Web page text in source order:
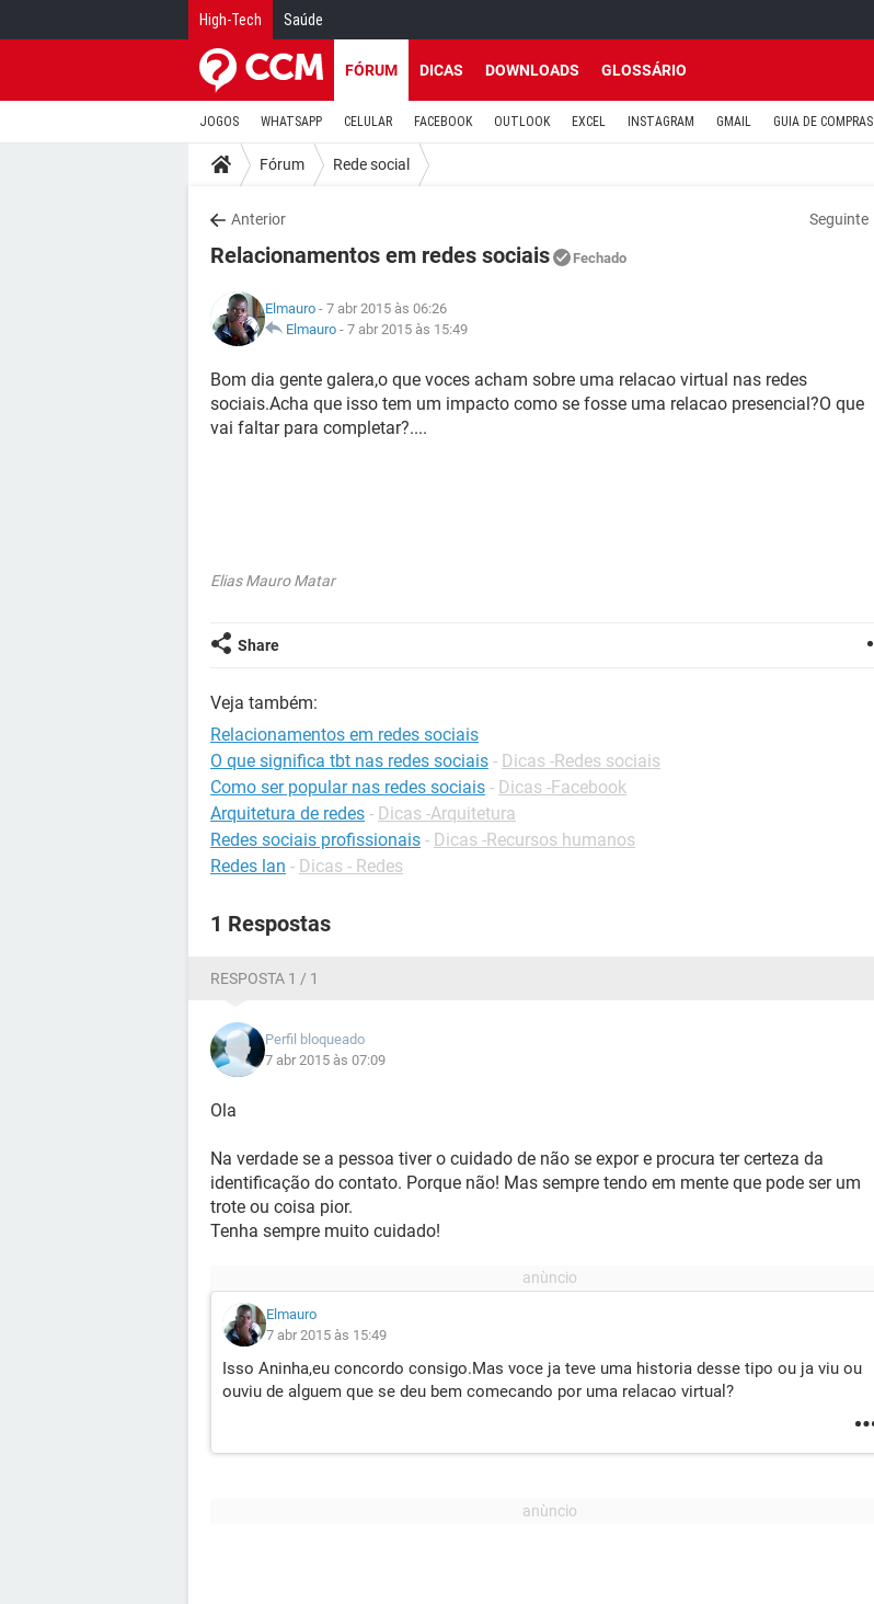
High-Tech Saúde
FÓRUM DICAS DOWNLOADS GLOSSÁRIO
JOGOS WHATSAPP CELULAR FACEBOOK OUTLOOK EXCEL INSTAGRAM GMAIL GUIA DE COMPRAS
Fórum Rede social
Anterior Seguinte
Relacionamentos em redes sociais Fechado
Elmauro - 7 abr 2015 às 06:26
Elmauro - 7 abr 2015 às 15:49
Bom dia gente galera,o que voces acham sobre uma relacao virtual nas redes
sociais.Acha que isso tem um impacto como se fosse uma relacao presencial?O que
vai faltar para completar?....
Elias Mauro Matar
Share
Veja também:
Relacionamentos em redes sociais
O que significa tbt nas redes sociais - Dicas -Redes sociais
Como ser popular nas redes sociais - Dicas -Facebook
Arquitetura de redes - Dicas -Arquitetura
Redes sociais profissionais - Dicas -Recursos humanos
Redes lan - Dicas - Redes
1 Respostas
RESPOSTA 1 / 1
Perfil bloqueado
7 abr 2015 às 07:09
Ola
Na verdade se a pessoa tiver o cuidado de não se expor e procura ter certeza da
identificação do contato. Porque não! Mas sempre tendo em mente que pode ser um
trote ou coisa pior.
Tenha sempre muito cuidado!
Elmauro
7 abr 2015 às 15:49
Isso Aninha,eu concordo consigo.Mas voce ja teve uma historia desse tipo ou ja viu ou
ouviu de alguem que se deu bem comecando por uma relacao virtual?